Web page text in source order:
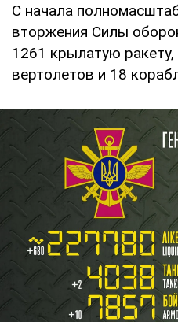
С начала
вторжения Силы
1261 крылатую
вертолетов и 18